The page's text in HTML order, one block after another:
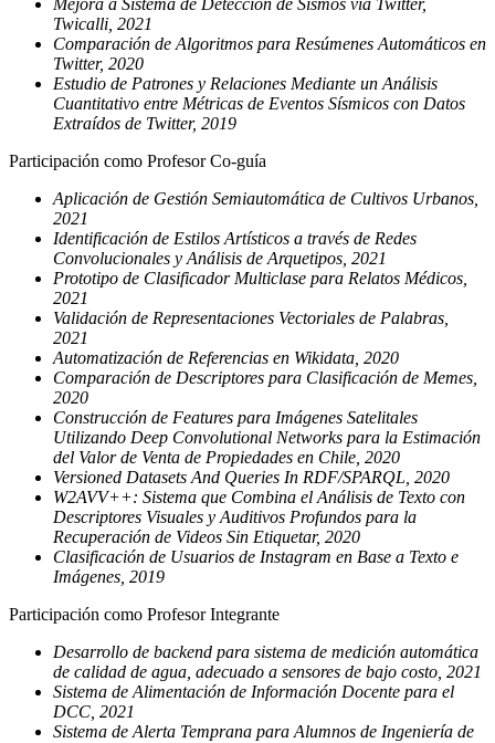
Mejora a Sistema de Detección de Sismos vía Twitter,
Twicalli, 2021
Comparación de Algoritmos para Resúmenes Automáticos en
Twitter, 2020
Estudio de Patrones y Relaciones Mediante un Análisis
Cuantitativo entre Métricas de Eventos Sísmicos con Datos
Extraídos de Twitter, 2019
Participación como Profesor Co-guía
Aplicación de Gestión Semiautomática de Cultivos Urbanos,
2021
Identificación de Estilos Artísticos a través de Redes
Convolucionales y Análisis de Arquetipos, 2021
Prototipo de Clasificador Multiclase para Relatos Médicos,
2021
Validación de Representaciones Vectoriales de Palabras,
2021
Automatización de Referencias en Wikidata, 2020
Comparación de Descriptores para Clasificación de Memes,
2020
Construcción de Features para Imágenes Satelitales
Utilizando Deep Convolutional Networks para la Estimación
del Valor de Venta de Propiedades en Chile, 2020
Versioned Datasets And Queries In RDF/SPARQL, 2020
W2AVV++: Sistema que Combina el Análisis de Texto con
Descriptores Visuales y Auditivos Profundos para la
Recuperación de Videos Sin Etiquetar, 2020
Clasificación de Usuarios de Instagram en Base a Texto e
Imágenes, 2019
Participación como Profesor Integrante
Desarrollo de backend para sistema de medición automática
de calidad de agua, adecuado a sensores de bajo costo, 2021
Sistema de Alimentación de Información Docente para el
DCC, 2021
Sistema de Alerta Temprana para Alumnos de Ingeniería de